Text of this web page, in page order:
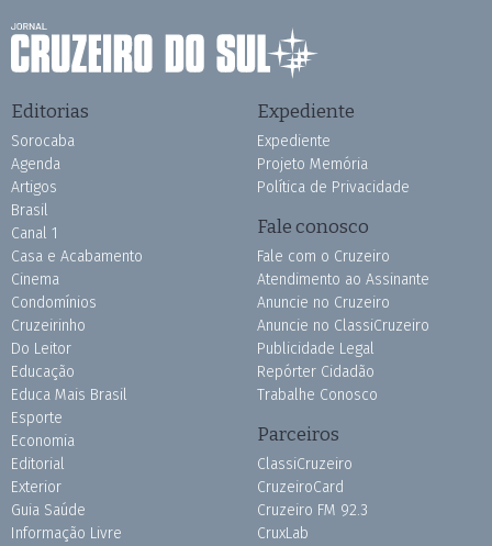
Editorias
Sorocaba
Agenda
Artigos
Brasil
Canal 1
Casa e Acabamento
Cinema
Condomínios
Cruzeirinho
Do Leitor
Educação
Educa Mais Brasil
Esporte
Economia
Editorial
Exterior
Guia Saúde
Informação Livre
Expediente
Expediente
Projeto Memória
Política de Privacidade
Fale conosco
Fale com o Cruzeiro
Atendimento ao Assinante
Anuncie no Cruzeiro
Anuncie no ClassiCruzeiro
Publicidade Legal
Repórter Cidadão
Trabalhe Conosco
Parceiros
ClassiCruzeiro
CruzeiroCard
Cruzeiro FM 92.3
CruxLab